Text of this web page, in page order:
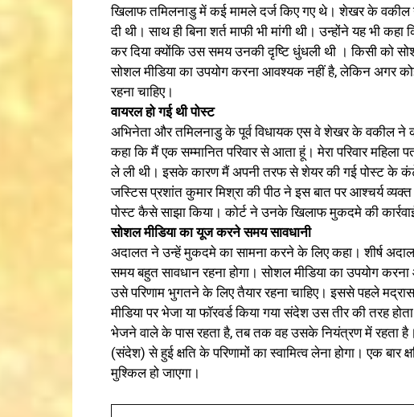
खिलाफ तमिलनाडु में कई मामले दर्ज किए गए थे। शेखर के वकील
दी थी। साथ ही बिना शर्त माफी भी मांगी थी। उन्होंने यह भी
कर दिया क्योंकि उस समय उनकी दृष्टि धुंधली थी । किसी को
सोशल मीडिया का उपयोग करना आवश्यक नहीं है, लेकिन अगर
रहना चाहिए।
वायरल हो गई थी पोस्ट
अभिनेता और तमिलनाडु के पूर्व विधायक एस वे शेखर के वकील
कहा कि मैं एक सम्मानित परिवार से आता हूं। मेरा परिवार
ले ली थी। इसके कारण मैं अपनी तरफ से शेयर की गई पोस्ट के
जस्टिस प्रशांत कुमार मिश्रा की पीठ ने इस बात पर आश्चर्य
पोस्ट कैसे साझा किया। कोर्ट ने उनके खिलाफ मुकदमे की
सोशल मीडिया का यूज करने समय सावधानी
अदालत ने उन्हें मुकदमे का सामना करने के लिए कहा। शीर्ष
समय बहुत सावधान रहना होगा। सोशल मीडिया का उपयोग
उसे परिणाम भुगतने के लिए तैयार रहना चाहिए। इससे पहले
मीडिया पर भेजा या फॉरवर्ड किया गया संदेश उस तीर की तरह
भेजने वाले के पास रहता है, तब तक वह उसके नियंत्रण में रहता
(संदेश) से हुई क्षति के परिणामों का स्वामित्व लेना होगा। एक
मुश्किल हो जाएगा।